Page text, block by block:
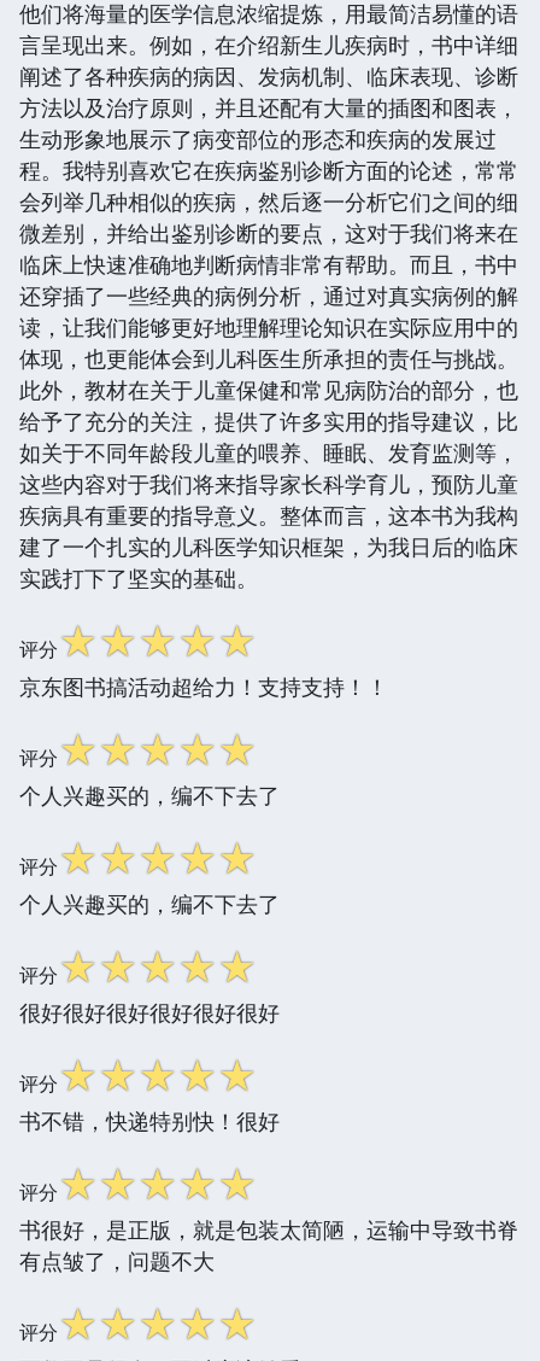
他们将海量的医学信息浓缩提炼，用最简洁易懂的语
言呈现出来。例如，在介绍新生儿疾病时，书中详细
阐述了各种疾病的病因、发病机制、临床表现、诊断
方法以及治疗原则，并且还配有大量的插图和图表，
生动形象地展示了病变部位的形态和疾病的发展过
程。我特别喜欢它在疾病鉴别诊断方面的论述，常常
会列举几种相似的疾病，然后逐一分析它们之间的细
微差别，并给出鉴别诊断的要点，这对于我们将来在
临床上快速准确地判断病情非常有帮助。而且，书中
还穿插了一些经典的病例分析，通过对真实病例的解
读，让我们能够更好地理解理论知识在实际应用中的
体现，也更能体会到儿科医生所承担的责任与挑战。
此外，教材在关于儿童保健和常见病防治的部分，也
给予了充分的关注，提供了许多实用的指导建议，比
如关于不同年龄段儿童的喂养、睡眠、发育监测等，
这些内容对于我们将来指导家长科学育儿，预防儿童
疾病具有重要的指导意义。整体而言，这本书为我构
建了一个扎实的儿科医学知识框架，为我日后的临床
实践打下了坚实的基础。
评分☆☆☆☆☆
京东图书搞活动超给力！支持支持！！
评分☆☆☆☆☆
个人兴趣买的，编不下去了
评分☆☆☆☆☆
个人兴趣买的，编不下去了
评分☆☆☆☆☆
很好很好很好很好很好很好
评分☆☆☆☆☆
书不错，快递特别快！很好
评分☆☆☆☆☆
书很好，是正版，就是包装太简陋，运输中导致书脊
有点皱了，问题不大
评分☆☆☆☆☆